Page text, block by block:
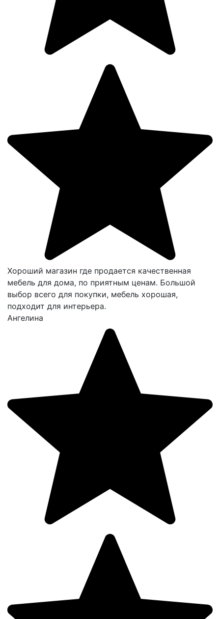
Хороший магазин где продается качественная
мебель для дома, по приятным ценам. Большой
выбор всего для покупки, мебель хорошая,
подходит для интерьера.
Ангелина